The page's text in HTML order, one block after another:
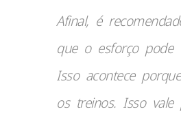
Afinal, é
que o esforço pode
Isso acontece
os treinos. Isso